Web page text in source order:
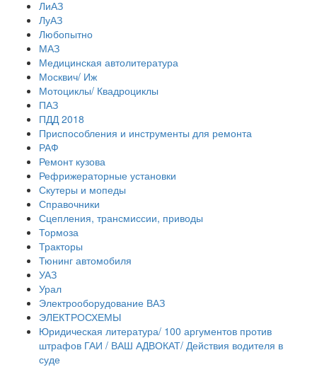
ЛиАЗ
ЛуАЗ
Любопытно
МАЗ
Медицинская автолитература
Москвич/ Иж
Мотоциклы/ Квадроциклы
ПАЗ
ПДД 2018
Приспособления и инструменты для ремонта
РАФ
Ремонт кузова
Рефрижераторные установки
Скутеры и мопеды
Справочники
Сцепления, трансмиссии, приводы
Тормоза
Тракторы
Тюнинг автомобиля
УАЗ
Урал
Электрооборудование ВАЗ
ЭЛЕКТРОСХЕМЫ
Юридическая литература/ 100 аргументов против
штрафов ГАИ / ВАШ АДВОКАТ/ Действия водителя в
суде